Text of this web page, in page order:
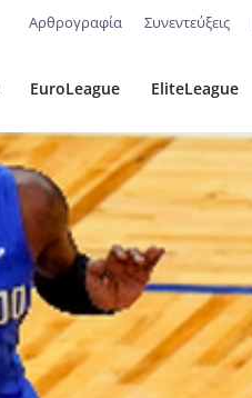
Αρθρογραφία Συνεντεύξεις
EuroLeague EliteLeague